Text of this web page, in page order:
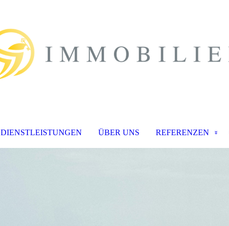
DIENSTLEISTUNGEN ÜBER UNS REFERENZEN